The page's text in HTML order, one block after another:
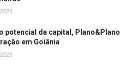
2026
potencial da capital, Plano&Plano
em Goiânia
2026